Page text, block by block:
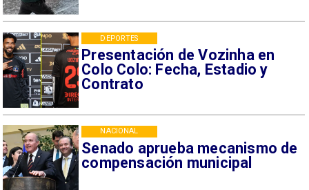
Presentación de Vozinha en
Colo Colo: Fecha, Estadio y
Contrato
DEPORTES
Senado aprueba mecanismo de
compensación municipal
NACIONAL